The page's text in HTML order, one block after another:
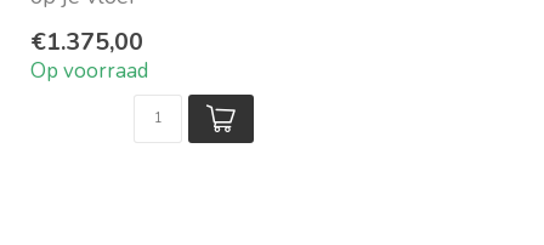
Beschikbaar in 2
prachtige k...
€1.375,00
Op voorraad